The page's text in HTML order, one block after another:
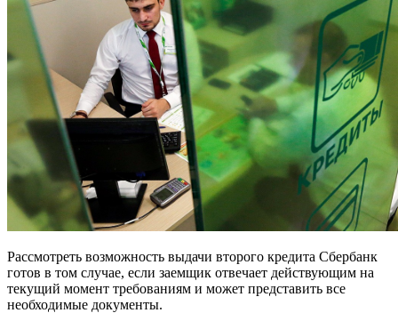
Рассмотреть возможность выдачи второго кредита Сбербанк
готов в том случае, если заемщик отвечает действующим на
текущий момент требованиям и может представить все
необходимые документы.